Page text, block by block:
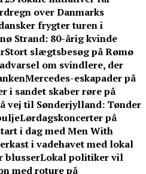
over Danmarks
frygter turen i
Strand: 80-årig kvinde
Stort slægtsbesøg på Rømø
om svindlere, der
Mercedes-eskapader på
i sandet skaber røre på
vej til Sønderjylland: Tønder
Lørdagskoncerter på
i dag med Men With
i vadehavet med lokal
blusserLokal politiker vil
med roture på